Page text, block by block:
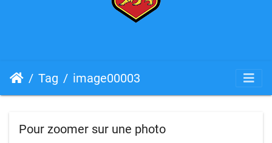
Tag image00003
Pour zoomer sur une photo